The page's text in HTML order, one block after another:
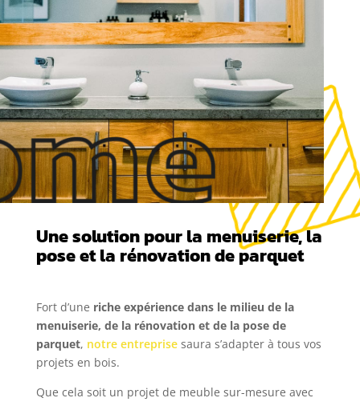
Une solution pour la menuiserie, la
pose et la rénovation de parquet
Fort d’une riche expérience dans le milieu de la
menuiserie, de la rénovation et de la pose de
parquet, notre entreprisesaura s’adapter à tous vos
projets en bois.
Que cela soit un projet de meuble sur-mesure avec